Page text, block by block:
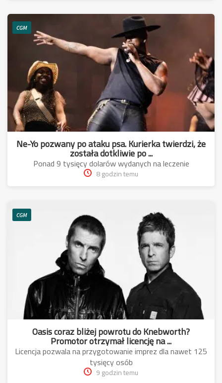
CGM
Ne-Yo pozwany po ataku psa. Kurierka twierdzi, że
została dotkliwie po ...
Ponad 9 tysięcy dolarów wydanych na leczenie
8 godzin temu
CGM
Oasis coraz bliżej powrotu do Knebworth?
Promotor otrzymał licencję na ...
Licencja pozwala na przygotowanie imprez dla nawet 125
tysięcy osób
9 godzin temu